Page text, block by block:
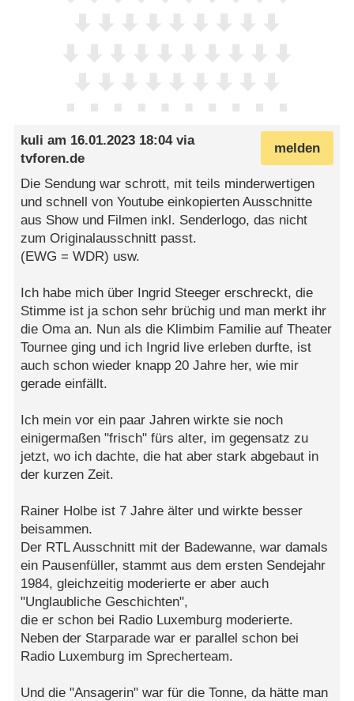
melden
kuli am 16.01.2023 18:04via
tvforen.de
Die Sendung war schrott, mit teils minderwertigen
und schnell von Youtube einkopierten Ausschnitte
aus Show und Filmen inkl. Senderlogo, das nicht
zum Originalausschnitt passt.
(EWG = WDR) usw.
Ich habe mich über Ingrid Steeger erschreckt, die
Stimme ist ja schon sehr brüchig und man merkt ihr
die Oma an. Nun als die Klimbim Familie auf Theater
Tournee ging und ich Ingrid live erleben durfte, ist
auch schon wieder knapp 20 Jahre her, wie mir
gerade einfällt.
Ich mein vor ein paar Jahren wirkte sie noch
einigermaßen "frisch" fürs alter, im gegensatz zu
jetzt, wo ich dachte, die hat aber stark abgebaut in
der kurzen Zeit.
Rainer Holbe ist 7 Jahre älter und wirkte besser
beisammen.
Der RTL Ausschnitt mit der Badewanne, war damals
ein Pausenfüller, stammt aus dem ersten Sendejahr
1984, gleichzeitig moderierte er aber auch
"Unglaubliche Geschichten",
die er schon bei Radio Luxemburg moderierte.
Neben der Starparade war er parallel schon bei
Radio Luxemburg im Sprecherteam.
Und die "Ansagerin" war für die Tonne, da hätte man